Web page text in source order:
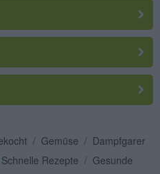
/ Gemüse / Dampfgarer
Schnelle Rezepte / Gesunde